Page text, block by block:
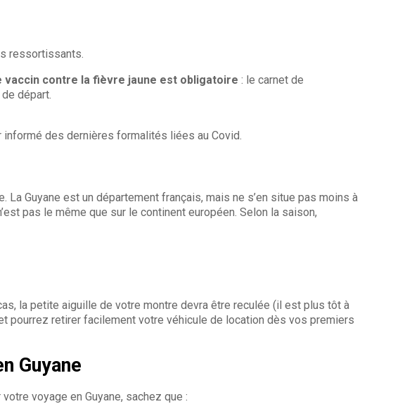
ressortissants.
vaccin contre la fièvre jaune est obligatoire : le carnet de
départ.
informé des dernières formalités liées au Covid.
Guyane est un département français, mais ne s’en situe pas moins à
pas le même que sur le continent européen. Selon la saison,
la petite aiguille de votre montre devra être reculée (il est plus tôt à
pourrez retirer facilement votre véhicule de location dès vos premiers
Guyane
voyage en Guyane, sachez que :